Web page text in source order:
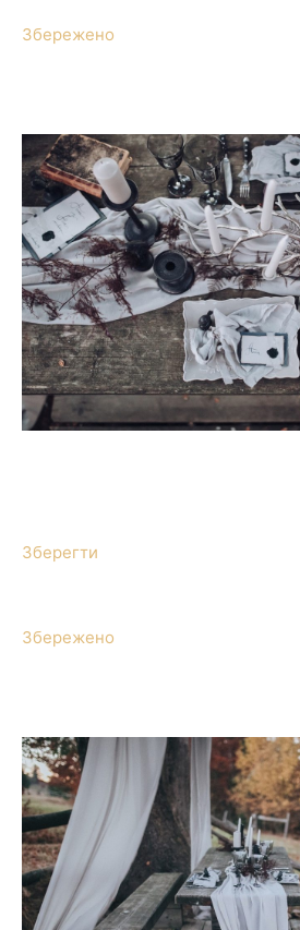
Збережено
Зберегти
Збережено